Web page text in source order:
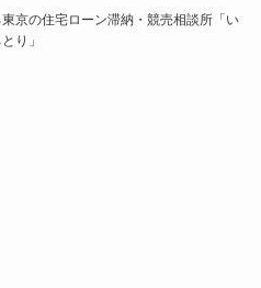
京の住宅ローン滞納・競売相談所「い
り」